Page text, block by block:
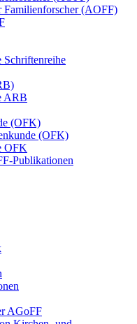
Familienforscher (AOFF)
Schriftenreihe
ARB
(OFK)
(OFK)
OFK
Publikationen
AGoFF